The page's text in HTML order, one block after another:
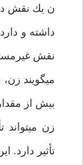
ن يك نقش
داشته و
نقش
مي­گويند
بيش از
زن مي­تواند
تأثير